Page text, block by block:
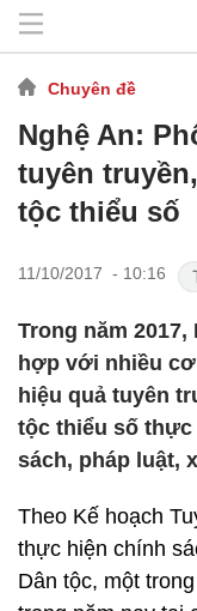
Chuyên đề
Nghệ An:
tuyên
tộc thiểu số
11/10/2017 - 10:16
Trong năm
hợp với nhiều
hiệu quả tuyên
tộc thiểu số
sách, pháp luật,
Theo Kế hoạch
thực hiện chính
Dân tộc, một